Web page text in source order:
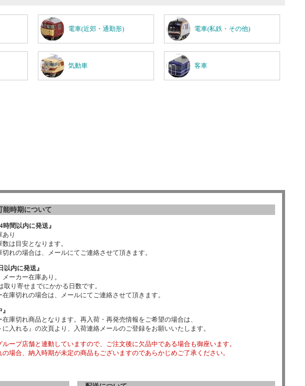
電車(近郊・通勤形) 電車(私鉄・その他)
気動車 客車
能時期について
時間以内に発送』
あり
は目安となります。
切れの場合は、メールにてご連絡させて頂きます。
以内に発送』
ーカー在庫あり。
取り寄せまでにかかる日数です。
在庫切れの場合は、メールにてご連絡させて頂きます。
在庫切れ商品となります。再入荷・再発売情報をご希望の場合は、
に入れる』の次頁より、入荷連絡メールのご登録をお願いいたします。
ループ店舗と連動していますので、ご注文後に欠品中である場合も御座います。
の場合、納入時期が未定の商品もございますのであらかじめご了承ください。